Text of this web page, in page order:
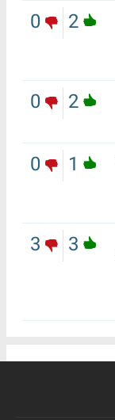
2
0
2
0
1
0
3
3